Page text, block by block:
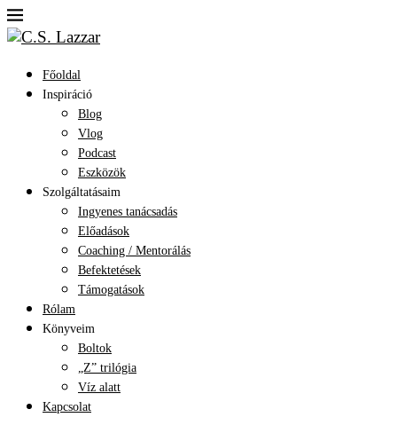
Főoldal
Inspiráció
Blog
Vlog
Podcast
Eszközök
Szolgáltatásaim
Ingyenes tanácsadás
Előadások
Coaching / Mentorálás
Befektetések
Támogatások
Rólam
Könyveim
Boltok
„Z” trilógia
Víz alatt
Kapcsolat